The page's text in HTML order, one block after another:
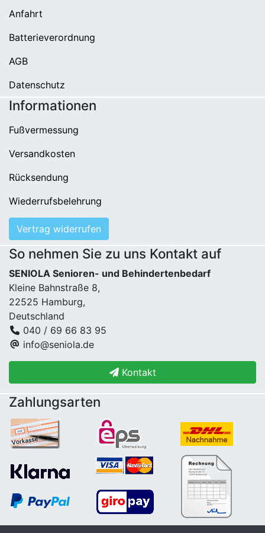
Anfahrt
Batterieverordnung
AGB
Datenschutz
Informationen
Fußvermessung
Versandkosten
Rücksendung
Wiederrufsbelehrung
Vertrag widerrufen
So nehmen Sie zu uns Kontakt auf
SENIOLA Senioren- und Behindertenbedarf
Kleine Bahnstraße 8,
22525 Hamburg,
Deutschland
040 / 69 66 83 95
info@seniola.de
Kontakt
Zahlungsarten